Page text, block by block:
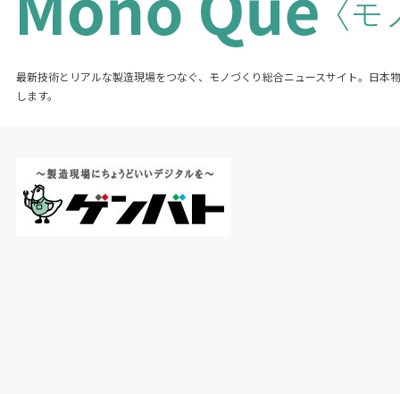
最新技術とリアルな製造現場をつなぐ、モノづくり総合ニュースサイト。日本
します。